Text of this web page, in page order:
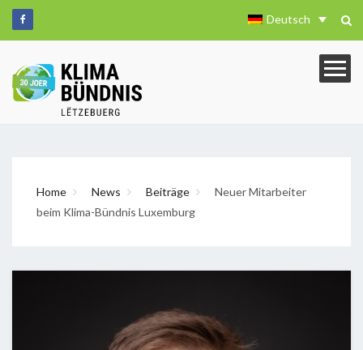
Deutsch
Home News Beiträge
Neuer Mitarbeiter
beim Klima-Bündnis Luxemburg